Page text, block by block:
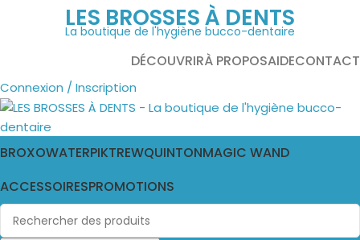
LES BROSSES À DENTS
La boutique de l'hygiène bucco-dentaire
DÉCOUVRIRÀ PROPOSAIDECONTACT
Connexion / Inscription
BROXOWATERPIKTREWQUINTONMAGIC WAND
ACCESSOIRESPROMOTIONS